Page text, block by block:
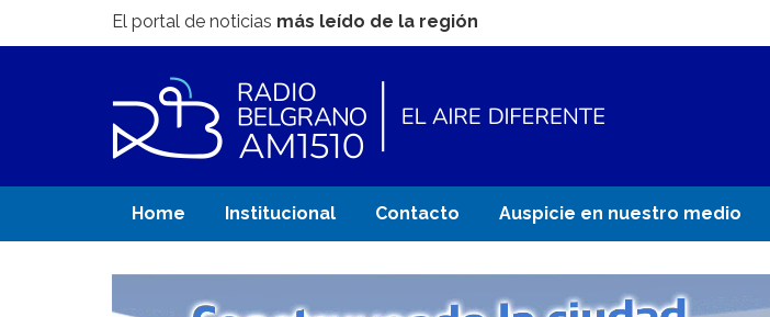
El portal de noticias más leído de la región
Home Institucional Contacto Auspicie en nuestro medio